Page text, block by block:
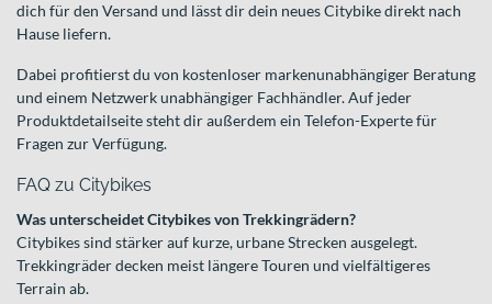
dich für den Versand und lässt dir dein neues Citybike direkt nach
Hause liefern.
Dabei profitierst du von kostenloser markenunabhängiger Beratung
und einem Netzwerk unabhängiger Fachhändler. Auf jeder
Produktdetailseite steht dir außerdem ein Telefon-Experte für
Fragen zur Verfügung.
FAQ zu Citybikes
Was unterscheidet Citybikes von Trekkingrädern?
Citybikes sind stärker auf kurze, urbane Strecken ausgelegt.
Trekkingräder decken meist längere Touren und vielfältigeres
Terrain ab.